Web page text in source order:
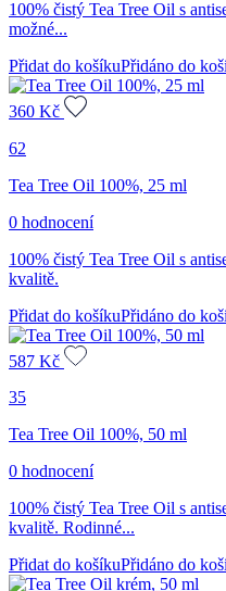
100% čistý Tea Tree Oil s
možné...
Přidat do košíkuPřidáno do
360 Kč
62
Tea Tree Oil 100%, 25 ml
0 hodnocení
100% čistý Tea Tree Oil s
kvalitě.
Přidat do košíkuPřidáno do
587 Kč
35
Tea Tree Oil 100%, 50 ml
0 hodnocení
100% čistý Tea Tree Oil s
kvalitě. Rodinné...
Přidat do košíkuPřidáno do